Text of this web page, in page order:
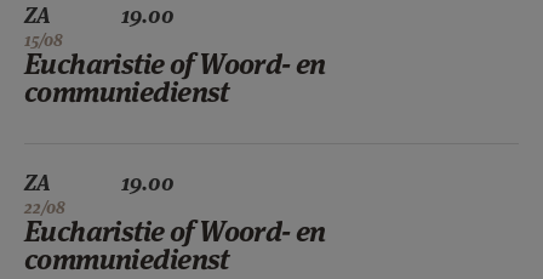
ZA
15/08
19.00
Eucharistie of Woord- en
communiedienst
ZA
22/08
19.00
Eucharistie of Woord- en
communiedienst